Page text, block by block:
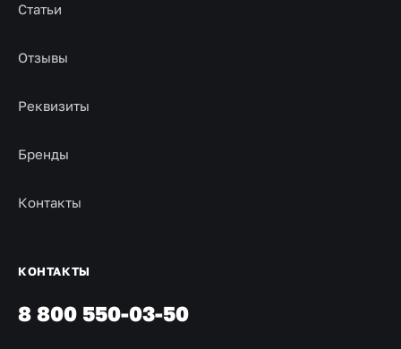
Статьи
Отзывы
Реквизиты
Бренды
Контакты
КОНТАКТЫ
8 800 550-03-50